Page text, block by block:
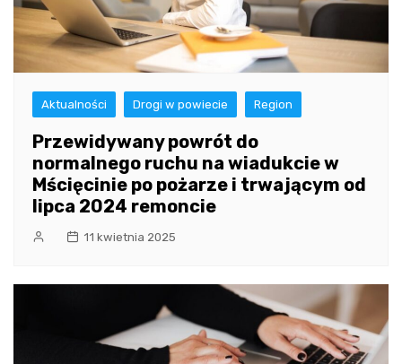
Aktualności Drogi w powiecie Region
Przewidywany powrót do
normalnego ruchu na wiadukcie w
Mścięcinie po pożarze i trwającym od
lipca 2024 remoncie
11 kwietnia 2025